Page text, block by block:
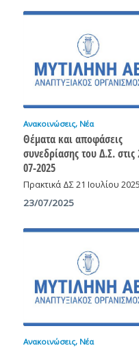
Ανακοινώσεις, Νέα
Θέματα και αποφάσεις
συνεδρίασης του Δ.Σ. στις
07-2025
Πρακτικά ΔΣ 21 Ιουλίου 2025
23/07/2025
Ανακοινώσεις, Νέα